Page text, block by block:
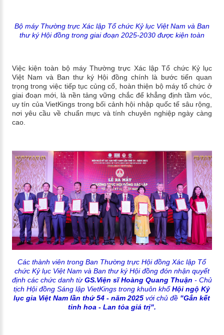
Bộ máy Thường trực Xác lập Tổ chức Kỷ lục Việt Nam và Ban
thư ký Hội đồng trong giai đoạn 2025-2030 được kiện toàn
Việc kiện toàn bộ máy Thường trực Xác lập Tổ chức Kỷ lục
Việt Nam và Ban thư ký Hội đồng chính là bước tiến quan
trọng trong việc tiếp tục củng cố, hoàn thiện bộ máy tổ chức ở
giai đoạn mới, là nền tảng vững chắc để khẳng định tầm vóc,
uy tín của VietKings trong bối cảnh hội nhập quốc tế sâu rộng,
nơi yêu cầu về chuẩn mực và tính chuyên nghiệp ngày càng
cao.
Các thành viên trong Ban Thường trực Hội đồng Xác lập Tổ
chức Kỷ lục Việt Nam và Ban thư ký Hội đồng đón nhận quyết
định các chức danh từGS.Viện sĩ Hoàng Quang Thuận - Chủ
tịch Hội đồng Sáng lập VietKings trong khuôn khổHội ngộ Kỷ
lục gia Việt Nam lần thứ 54 - năm 2025 với chủ đề "Gắn kết
tinh hoa - Lan tỏa giá trị".